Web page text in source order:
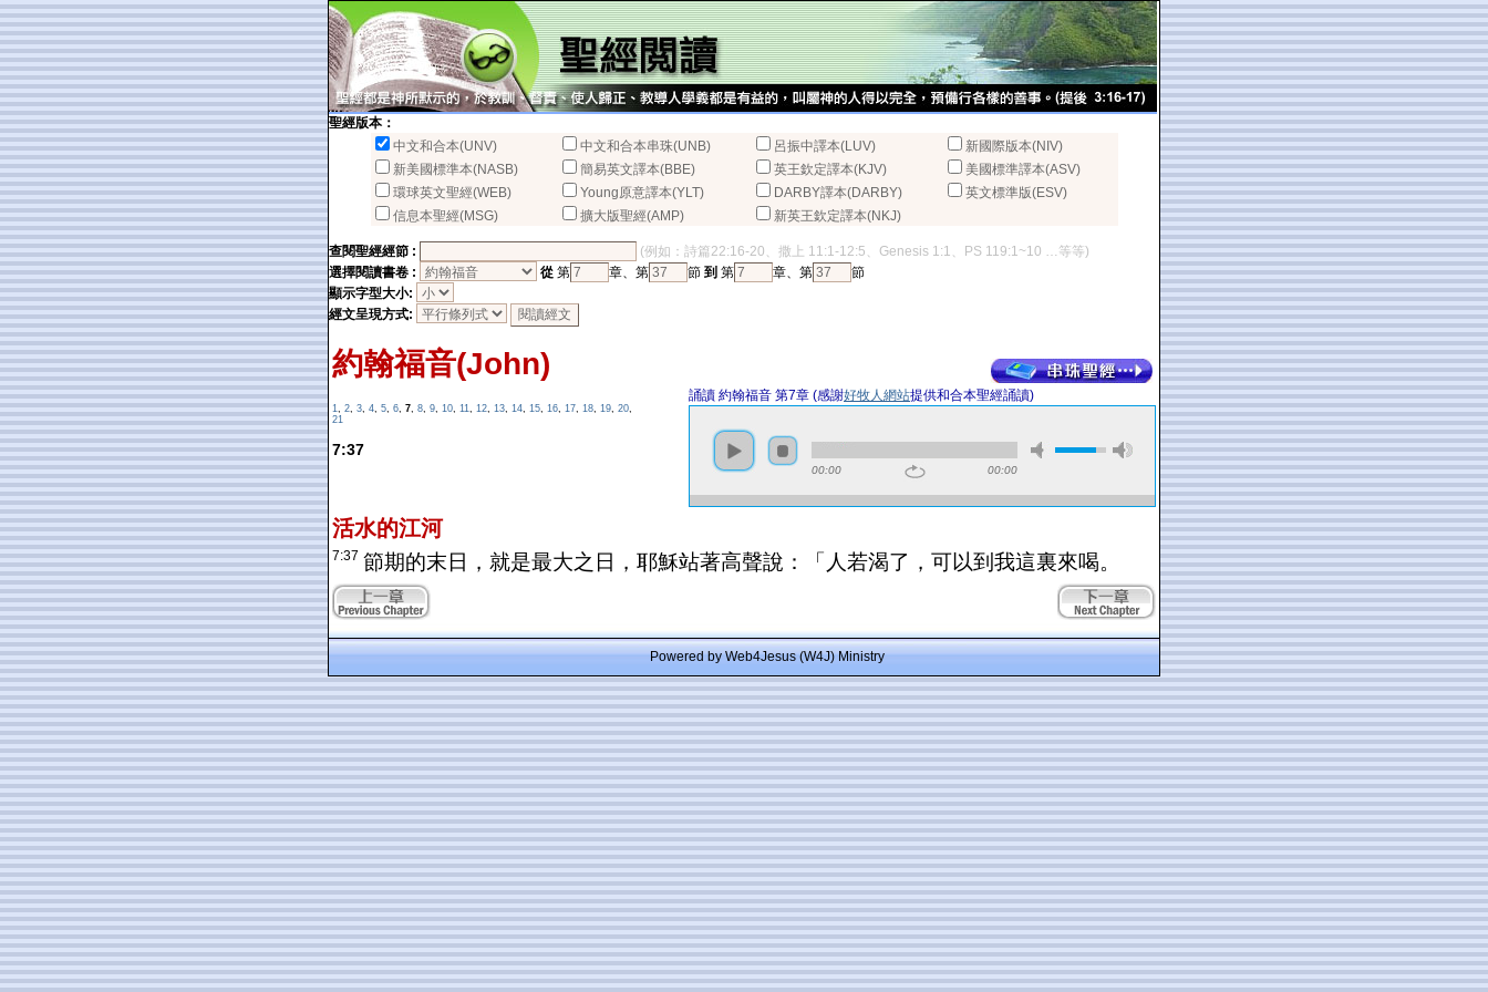
聖經版本：
中文和合本(UNV)
中文和合本串珠(UNB) 呂振中譯本(LUV)
新國際版本(NIV)
新美國標準本(NASB)
簡易英文譯本(BBE) 英王欽定譯本(KJV)
美國標準譯本(ASV)
環球英文聖經(WEB)
Young原意譯本(YLT) DARBY譯本(DARBY)
英文標準版(ESV)
信息本聖經(MSG)
擴大版聖經(AMP) 新英王欽定譯本(NKJ)
查閱聖經經節 :
(例如：詩篇22:16-20、撒上 11:1-12:5、Genesis 1:1、PS 119:1~10 …等等)
選擇閱讀書卷 :
從 第 章、第 節 到 第 章、第
節
顯示字型大小:
經文呈現方式:
約翰福音(John)
1, 2, 3, 4, 5, 6, 7, 8, 9, 10, 11, 12, 13, 14, 15, 16, 17, 18, 19, 20,
21
7:37
誦讀 約翰福音 第7章 (感謝好牧人網站提供和合本聖經誦讀)
00:00 00:00
活水的江河
7:37 節期的末日，就是最大之日，耶穌站著高聲說：「人若渴了，可以到我這裏來喝。
Powered by Web4Jesus (W4J) Ministry